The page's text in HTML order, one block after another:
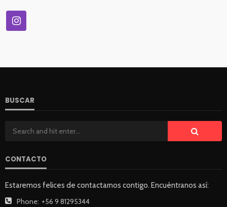
BUSCAR
CONTACTO
Estaremos felices de contactarnos contigo. Encuéntranos así:
Phone: +56 9 81295344